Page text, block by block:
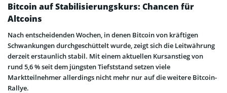
Bitcoin auf Stabilisierungskurs: Chancen für
Altcoins
Nach entscheidenden Wochen, in denen Bitcoin von kräftigen
Schwankungen durchgeschüttelt wurde, zeigt sich die Leitwährung
derzeit erstaunlich stabil. Mit einem aktuellen Kursanstieg von
rund 5,6 % seit dem jüngsten Tiefststand setzen viele
Marktteilnehmer allerdings nicht mehr nur auf die weitere Bitcoin-
Rallye.